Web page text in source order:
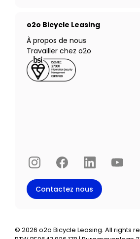
o2o Bicycle Leasing
À propos de nous
Travailler chez o2o
Contactez nous
© 2026 o2o Bicycle Leasing. All rights